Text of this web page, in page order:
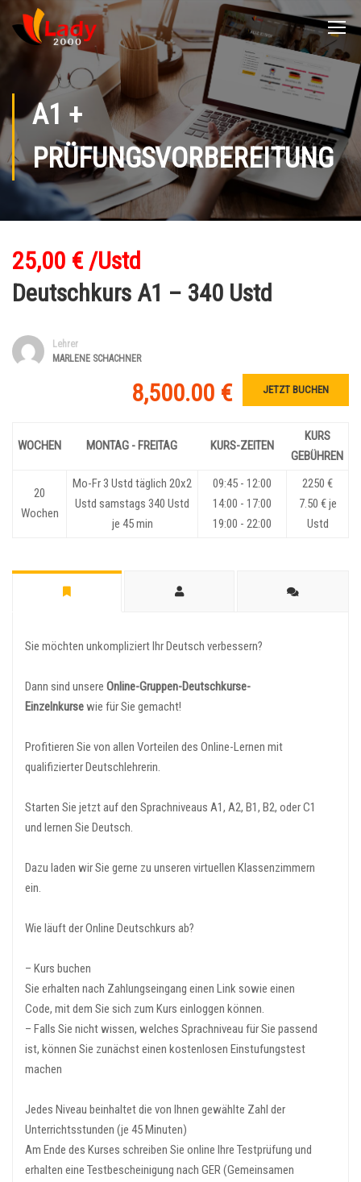
A1 +
PRÜFUNGSVORBEREITUNG
25,00 € /Ustd
Deutschkurs A1 – 340 Ustd
Lehrer
MARLENE SCHACHNER
8,500.00 € JETZT BUCHEN
WOCHEN MONTAG - FREITAG KURS-ZEITEN
KURS
GEBÜHREN
20
Wochen
Mo-Fr 3 Ustd täglich 20x2
Ustd samstags 340 Ustd
je 45 min
09:45 - 12:00
14:00 - 17:00
19:00 - 22:00
2250 €
7.50 € je
Ustd
Sie möchten unkompliziert Ihr Deutsch verbessern?
Dann sind unsere Online-Gruppen-Deutschkurse-
Einzelnkursewie für Sie gemacht!
Profitieren Sie von allen Vorteilen des Online-Lernen mit
qualifizierter Deutschlehrerin.
Starten Sie jetzt auf den Sprachniveaus A1, A2, B1, B2, oder C1
und lernen Sie Deutsch.
Dazu laden wir Sie gerne zu unseren virtuellen Klassenzimmern
ein.
Wie läuft der Online Deutschkurs ab?
– Kurs buchen
Sie erhalten nach Zahlungseingang einen Link sowie einen
Code, mit dem Sie sich zum Kurs einloggen können.
– Falls Sie nicht wissen, welches Sprachniveau für Sie passend
ist, können Sie zunächst einen kostenlosen Einstufungstest
machen
Jedes Niveau beinhaltet die von Ihnen gewählte Zahl der
Unterrichtsstunden (je 45 Minuten)
Am Ende des Kurses schreiben Sie online Ihre Testprüfung und
erhalten eine Testbescheinigung nach GER (Gemeinsamen